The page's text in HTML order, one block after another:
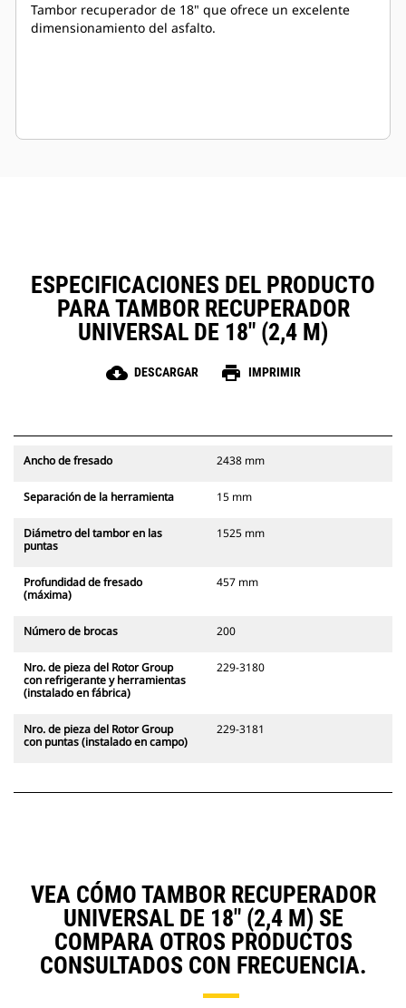
Tambor recuperador de 18" que ofrece un excelente
dimensionamiento del asfalto.
ESPECIFICACIONES DEL PRODUCTO
PARA TAMBOR RECUPERADOR
UNIVERSAL DE 18" (2,4 M)
cloud_download DESCARGAR print IMPRIMIR
Ancho de fresado 2438 mm
Separación de la herramienta 15 mm
Diámetro del tambor en las
puntas
1525 mm
Profundidad de fresado
(máxima)
457 mm
Número de brocas 200
Nro. de pieza del Rotor Group
con refrigerante y herramientas
(instalado en fábrica)
229-3180
Nro. de pieza del Rotor Group
con puntas (instalado en campo)
229-3181
VEA CÓMO TAMBOR RECUPERADOR
UNIVERSAL DE 18" (2,4 M) SE
COMPARA OTROS PRODUCTOS
CONSULTADOS CON FRECUENCIA.